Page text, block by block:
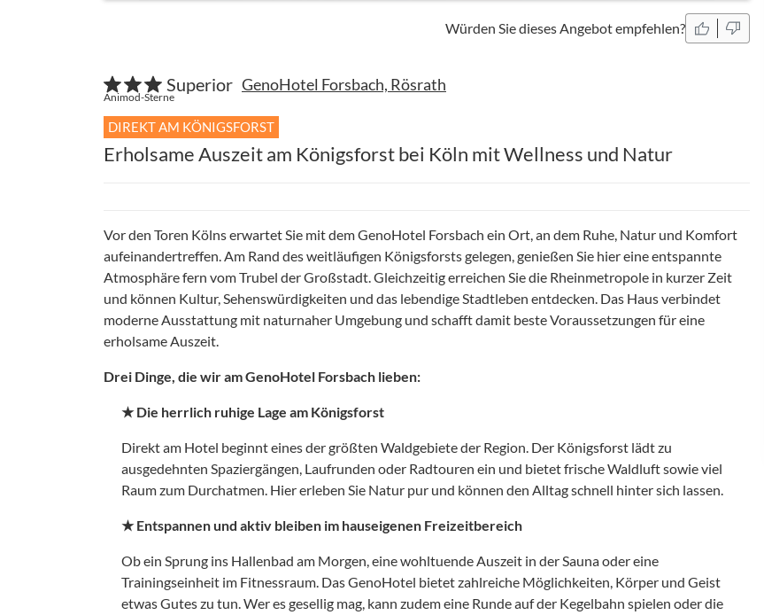
Würden Sie dieses Angebot empfehlen?
Superior
Animod-Sterne
GenoHotel Forsbach, Rösrath
DIREKT AM KÖNIGSFORST
Erholsame Auszeit am Königsforst bei Köln mit Wellness und Natur
Vor den Toren Kölns erwartet Sie mit dem GenoHotel Forsbach ein Ort, an dem Ruhe, Natur und Komfort
aufeinandertreffen. Am Rand des weitläufigen Königsforsts gelegen, genießen Sie hier eine entspannte
Atmosphäre fern vom Trubel der Großstadt. Gleichzeitig erreichen Sie die Rheinmetropole in kurzer Zeit
und können Kultur, Sehenswürdigkeiten und das lebendige Stadtleben entdecken. Das Haus verbindet
moderne Ausstattung mit naturnaher Umgebung und schafft damit beste Voraussetzungen für eine
erholsame Auszeit.
Drei Dinge, die wir am GenoHotel Forsbach lieben:
★ Die herrlich ruhige Lage am Königsforst
Direkt am Hotel beginnt eines der größten Waldgebiete der Region. Der Königsforst lädt zu
ausgedehnten Spaziergängen, Laufrunden oder Radtouren ein und bietet frische Waldluft sowie viel
Raum zum Durchatmen. Hier erleben Sie Natur pur und können den Alltag schnell hinter sich lassen.
★ Entspannen und aktiv bleiben im hauseigenen Freizeitbereich
Ob ein Sprung ins Hallenbad am Morgen, eine wohltuende Auszeit in der Sauna oder eine
Trainingseinheit im Fitnessraum. Das GenoHotel bietet zahlreiche Möglichkeiten, Körper und Geist
etwas Gutes zu tun. Wer es gesellig mag, kann zudem eine Runde auf der Kegelbahn spielen oder die